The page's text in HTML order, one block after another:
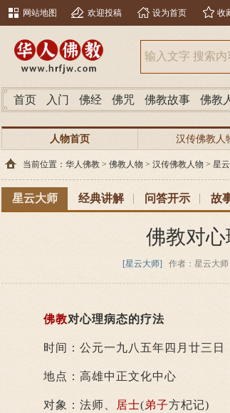
网站地图 欢迎投稿 设为首页 收
首页 入门 佛经 佛咒 佛教故事 佛教
人物首页 汉传佛教人
当前位置： 华人佛教 > 佛教人物 > 汉传佛教人物 > 星
星云大师 经典讲解 问答开示 故
佛教对
[星云大师] 作者：星云大师
佛教对心理病态的疗法
时间：公元一九八五年四月廿三日
地点：高雄中正文化中心
对象：法师、 居士(弟子方杞记)